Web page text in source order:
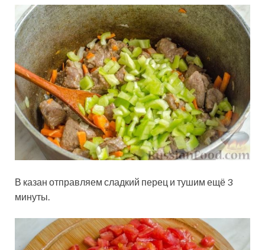
В казан отправляем сладкий перец и тушим ещё 3
минуты.